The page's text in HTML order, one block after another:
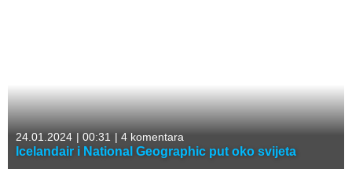
24.01.2024 | 00:31 | 4 komentara
Icelandair i National Geographic put oko svijeta